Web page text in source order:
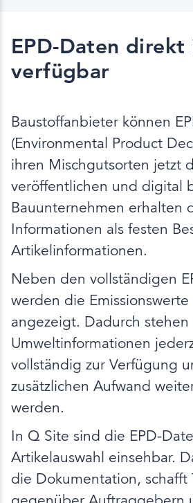
EPD-Daten direkt
verfügbar
Baustoffanbieter können
(Environmental Product
ihren Mischgutsorten jetzt
veröffentlichen und digital
Bauunternehmen erhalten
Informationen als festen
Artikelinformationen.
Neben den vollständigen
werden die
angezeigt. Dadurch
Umweltinformationen
vollständig zur Verfügung
zusätzlichen Aufwand
werden.
In Q Site sind die EPD-
Artikelauswahl einsehbar.
die Dokumentation, schafft